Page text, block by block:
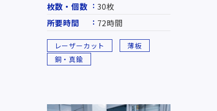
枚数・個数
30枚
所要時間
72時間
レーザーカット
薄板
銅・真鍮